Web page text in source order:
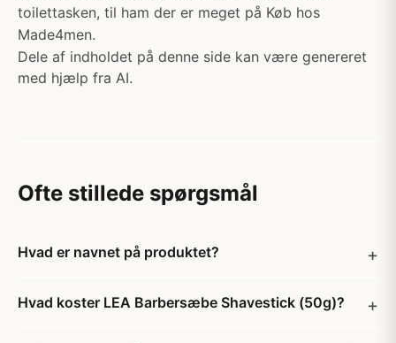
toilettasken, til ham der er meget på Køb hos
Made4men.
Dele af indholdet på denne side kan være genereret
med hjælp fra AI.
Ofte stillede spørgsmål
Hvad er navnet på produktet?
Hvad koster LEA Barbersæbe Shavestick (50g)?